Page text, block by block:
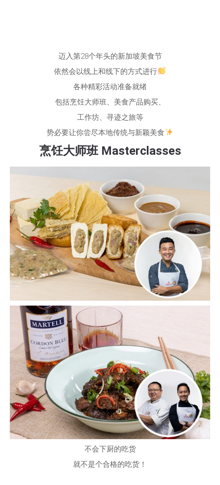
迈入第28个年头的新加坡美食节
依然会以线上和线下的方式进行
各种精彩活动准备就绪
包括烹饪大师班、美食产品购买、
工作坊、寻迹之旅等
势必要让你尝尽本地传统与新颖美食
烹饪大师班 Masterclasses
不会下厨的吃货
就不是个合格的吃货！